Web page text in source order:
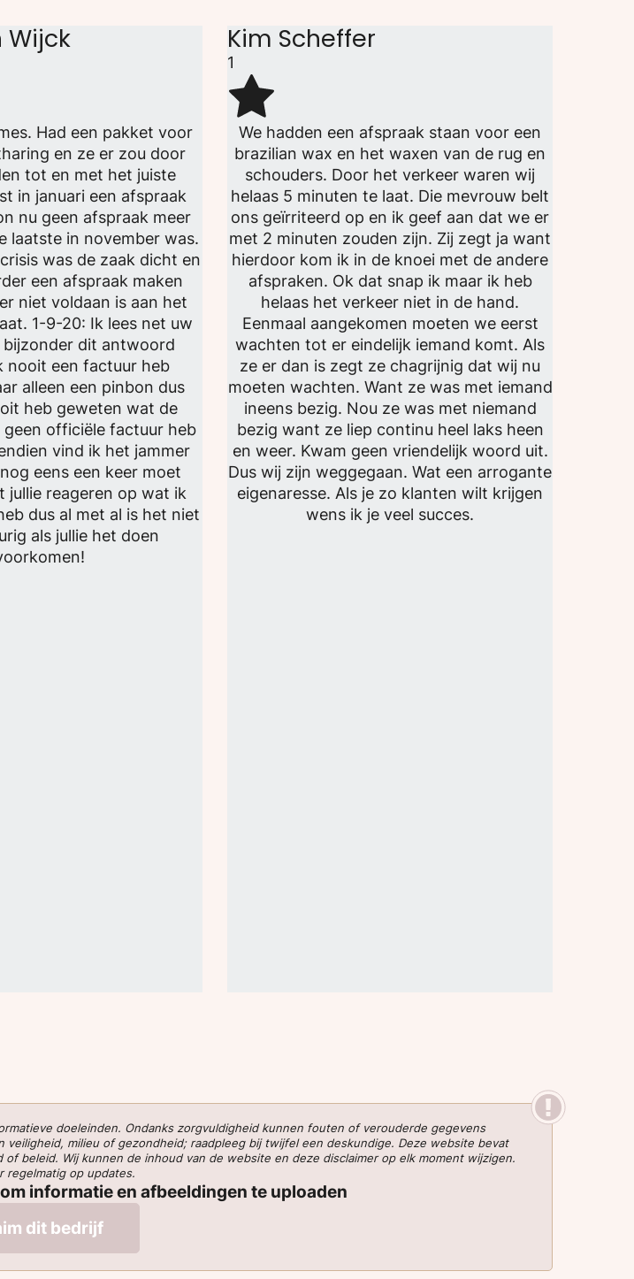
Wijck
Had een pakket voor
en ze er zou door
tot en met het juiste
in januari een afspraak
nu geen afspraak meer
laatste in november was.
was de zaak dicht en
een afspraak maken
niet voldaan is aan het
1-9-20: Ik lees net uw
dit antwoord
nooit een factuur heb
alleen een pinbon dus
heb geweten wat de
geen officiële factuur heb
vind ik het jammer
eens een keer moet
jullie reageren op wat ik
dus al met al is het niet
als jullie het doen
Kim Scheffer
1
We hadden een afspraak staan voor een
brazilian wax en het waxen van de rug en
schouders. Door het verkeer waren wij
helaas 5 minuten te laat. Die mevrouw belt
ons geïrriteerd op en ik geef aan dat we er
met 2 minuten zouden zijn. Zij zegt ja want
hierdoor kom ik in de knoei met de andere
afspraken. Ok dat snap ik maar ik heb
helaas het verkeer niet in de hand.
Eenmaal aangekomen moeten we eerst
wachten tot er eindelijk iemand komt. Als
ze er dan is zegt ze chagrijnig dat wij nu
moeten wachten. Want ze was met iemand
ineens bezig. Nou ze was met niemand
bezig want ze liep continu heel laks heen
en weer. Kwam geen vriendelijk woord uit.
Dus wij zijn weggegaan. Wat een arrogante
eigenaresse. Als je zo klanten wilt krijgen
wens ik je veel succes.
doeleinden. Ondanks zorgvuldigheid kunnen fouten of verouderde gegevens
milieu of gezondheid; raadpleeg bij twijfel een deskundige. Deze website bevat
beleid. Wij kunnen de inhoud van de website en deze disclaimer op elk moment wijzigen.
regelmatig op updates.
informatie en afbeeldingen te uploaden
dit bedrijf